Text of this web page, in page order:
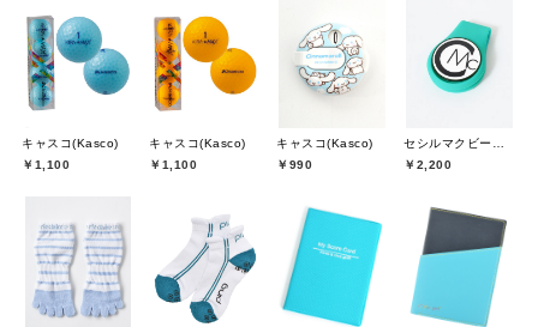
キャスコ(Kasco)
￥1,100
キャスコ(Kasco)
￥1,100
キャスコ(Kasco)
￥990
￥2,200